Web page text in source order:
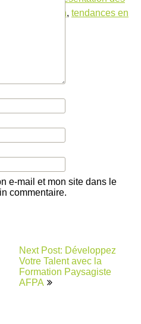
de préparation, tendances en
e-mail et mon site dans le
commentaire.
Next Post: Développez
Votre Talent avec la
Formation Paysagiste
AFPA